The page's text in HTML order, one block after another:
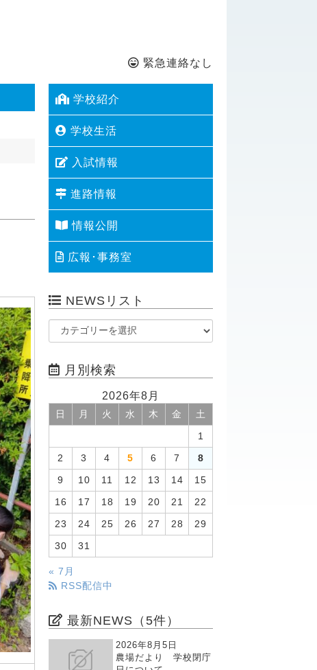
緊急連絡なし
学校紹介
学校生活
入試情報
進路情報
情報公開
広報･事務室
NEWSリスト
月別検索
2026年8月
日 月 火 水 木 金 土
1
2 3 4 5 6 7 8
9 10 11 12 13 14 15
16 17 18 19 20 21 22
23 24 25 26 27 28 29
30 31
« 7月
RSS配信中
最新NEWS（5件）
2026年8月5日
農場だより 学校閉庁